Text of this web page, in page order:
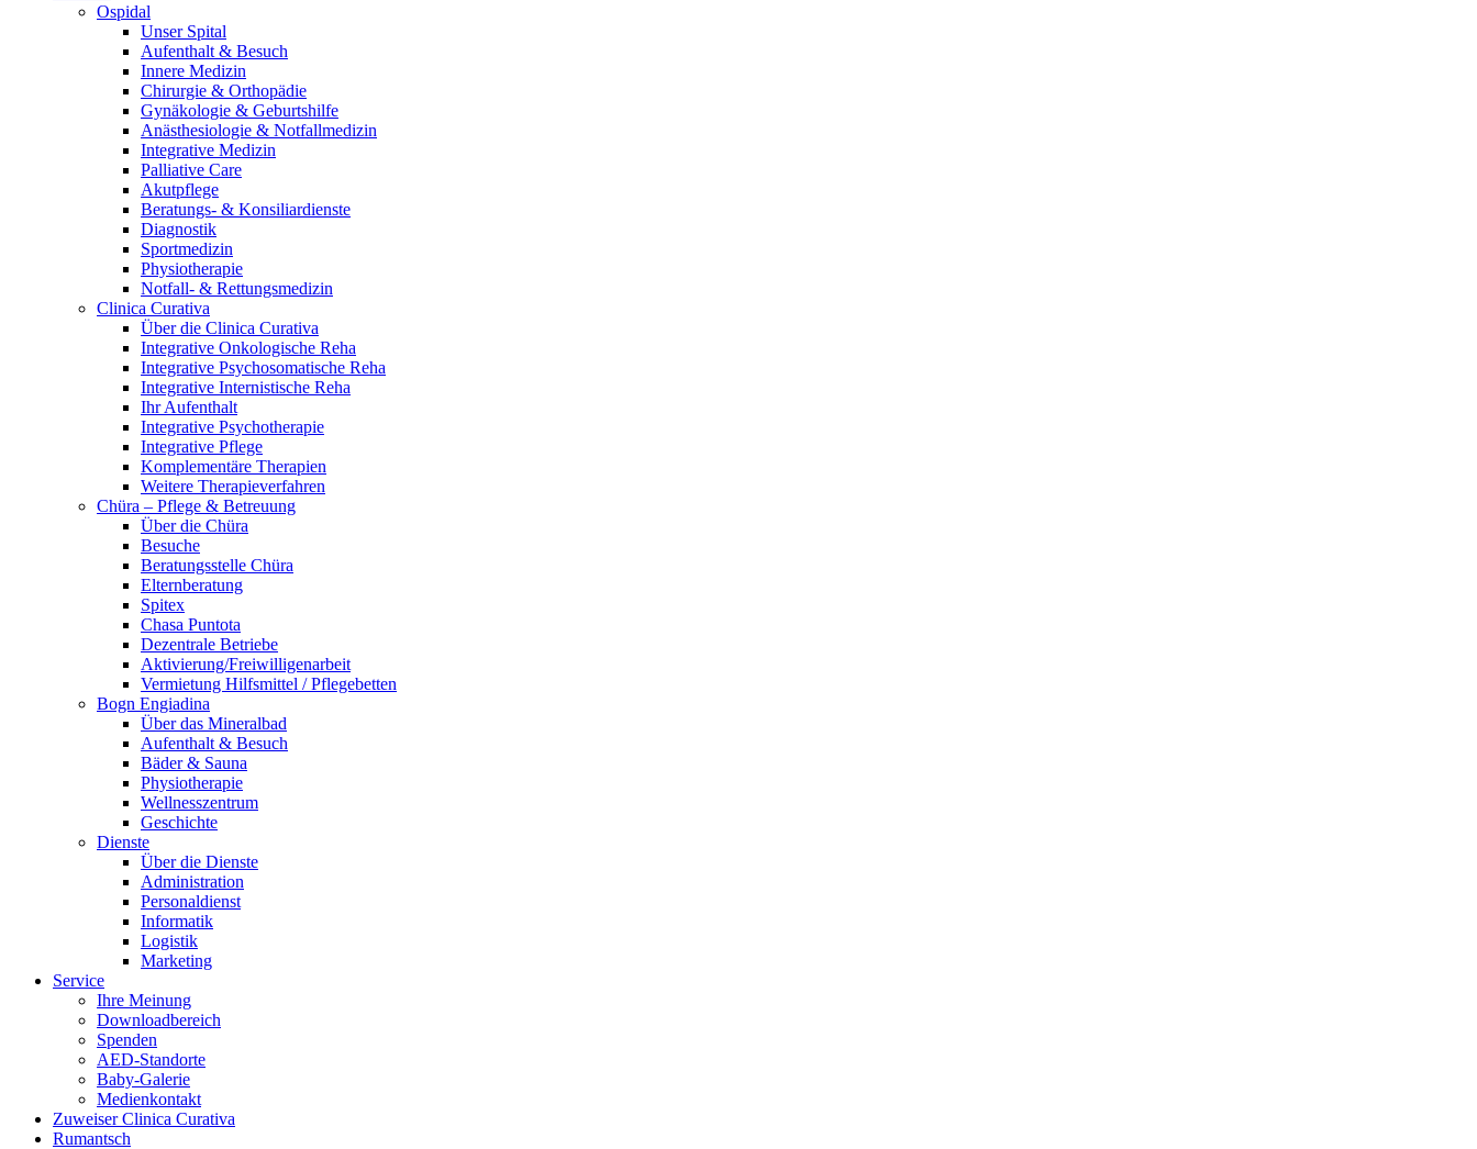
Ospidal
Unser Spital
Aufenthalt & Besuch
Innere Medizin
Chirurgie & Orthopädie
Gynäkologie & Geburtshilfe
Anästhesiologie & Notfallmedizin
Integrative Medizin
Palliative Care
Akutpflege
Beratungs- & Konsiliardienste
Diagnostik
Sportmedizin
Physiotherapie
Notfall- & Rettungsmedizin
Clinica Curativa
Über die Clinica Curativa
Integrative Onkologische Reha
Integrative Psychosomatische Reha
Integrative Internistische Reha
Ihr Aufenthalt
Integrative Psychotherapie
Integrative Pflege
Komplementäre Therapien
Weitere Therapieverfahren
Chüra – Pflege & Betreuung
Über die Chüra
Besuche
Beratungsstelle Chüra
Elternberatung
Spitex
Chasa Puntota
Dezentrale Betriebe
Aktivierung/Freiwilligenarbeit
Vermietung Hilfsmittel / Pflegebetten
Bogn Engiadina
Über das Mineralbad
Aufenthalt & Besuch
Bäder & Sauna
Physiotherapie
Wellnesszentrum
Geschichte
Dienste
Über die Dienste
Administration
Personaldienst
Informatik
Logistik
Marketing
Service
Ihre Meinung
Downloadbereich
Spenden
AED-Standorte
Baby-Galerie
Medienkontakt
Zuweiser Clinica Curativa
Rumantsch